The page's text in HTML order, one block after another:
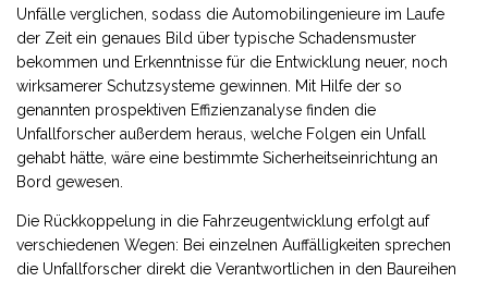
Unfälle verglichen, sodass die Automobilingenieure im Laufe
der Zeit ein genaues Bild über typische Schadensmuster
bekommen und Erkenntnisse für die Entwicklung neuer, noch
wirksamerer Schutzsysteme gewinnen. Mit Hilfe der so
genannten prospektiven Effizienzanalyse finden die
Unfallforscher außerdem heraus, welche Folgen ein Unfall
gehabt hätte, wäre eine bestimmte Sicherheitseinrichtung an
Bord gewesen.
Die Rückkoppelung in die Fahrzeugentwicklung erfolgt auf
verschiedenen Wegen: Bei einzelnen Auffälligkeiten sprechen
die Unfallforscher direkt die Verantwortlichen in den Baureihen